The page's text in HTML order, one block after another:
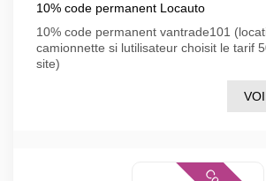
10% code permanent Locauto
10% code permanent vantrade101
camionnette si lutilisateur choisit le tarif
site)